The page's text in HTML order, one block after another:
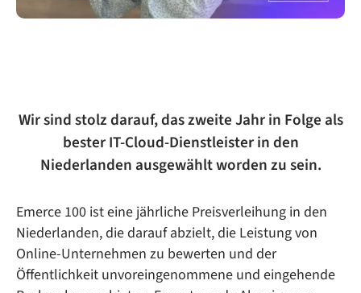
Wir sind stolz darauf, das zweite Jahr in Folge als
bester IT-Cloud-Dienstleister in den
Niederlanden ausgewählt worden zu sein.
Emerce 100 ist eine jährliche Preisverleihung in den
Niederlanden, die darauf abzielt, die Leistung von
Online-Unternehmen zu bewerten und der
Öffentlichkeit unvoreingenommene und eingehende